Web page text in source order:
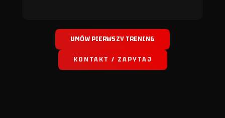
UMÓW PIERWSZY TRENING
KONTAKT / ZAPYTAJ